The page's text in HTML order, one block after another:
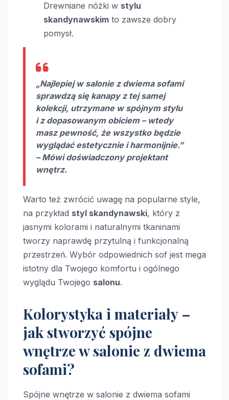
Drewniane nóżki w stylu
skandynawskim to zawsze dobry
pomysł.
„Najlepiej w salonie z dwiema sofami
sprawdzą się kanapy z tej samej
kolekcji, utrzymane w spójnym stylu
i z dopasowanym obiciem – wtedy
masz pewność, że wszystko będzie
wyglądać estetycznie i harmonijnie.”
– Mówi doświadczony projektant
wnętrz.
Warto też zwrócić uwagę na popularne style,
na przykład styl skandynawski, który z
jasnymi kolorami i naturalnymi tkaninami
tworzy naprawdę przytulną i funkcjonalną
przestrzeń. Wybór odpowiednich sof jest mega
istotny dla Twojego komfortu i ogólnego
wyglądu Twojego salonu.
Kolorystyka i materiały –
jak stworzyć spójne
wnętrze w salonie z dwiema
sofami?
Spójne wnętrze w salonie z dwiema sofami